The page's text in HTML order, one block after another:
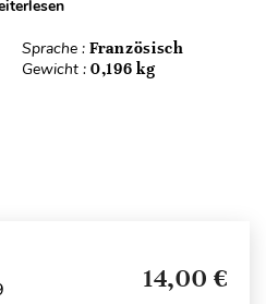
Sprache : Französisch
Gewicht : 0,196 kg
14,00 €